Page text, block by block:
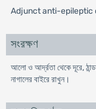
Adjunct anti-epileptic
সংরক্ষণ
আলো ও আর্দ্রতা থেকে দূরে,
নাগালের বাইরে রাখুন।